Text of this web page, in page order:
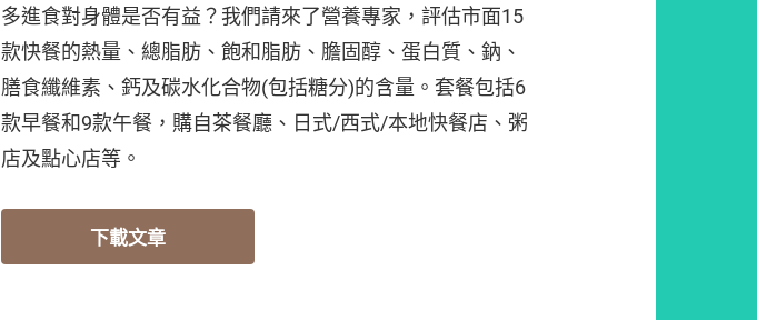
多進食對身體是否有益？我們請來了營養專家，評估市面15
款快餐的熱量、總脂肪、飽和脂肪、膽固醇、蛋白質、鈉、
膳食纖維素、鈣及碳水化合物(包括糖分)的含量。套餐包括6
款早餐和9款午餐，購自茶餐廳、日式/西式/本地快餐店、粥
店及點心店等。
下載文章